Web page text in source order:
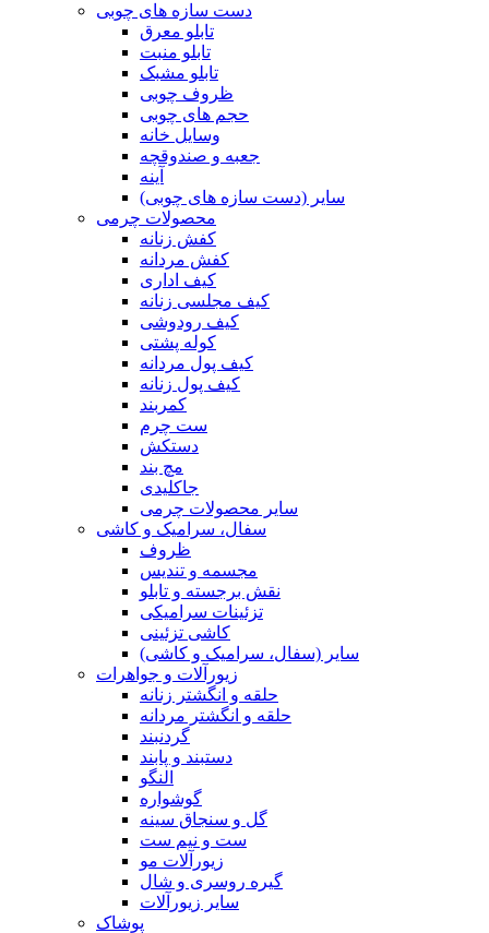
دست سازه های چوبی
تابلو معرق
تابلو منبت
تابلو مشبک
ظروف چوبی
حجم های چوبی
وسایل خانه
جعبه و صندوقچه
آینه
سایر (دست سازه های چوبی)
محصولات چرمی
کفش زنانه
کفش مردانه
کیف اداری
کیف مجلسی زنانه
کیف رودوشی
کوله پشتی
کیف پول مردانه
کیف پول زنانه
کمربند
ست چرم
دستکش
مچ بند
جاکلیدی
سایر محصولات چرمی
سفال، سرامیک و کاشی
ظروف
مجسمه و تندیس
نقش برجسته و تابلو
تزئینات سرامیکی
کاشی تزئینی
سایر (سفال، سرامیک و کاشی)
زیورآلات و جواهرات
حلقه و انگشتر زنانه
حلقه و انگشتر مردانه
گردنبند
دستبند و پابند
النگو
گوشواره
گل و سنجاق سینه
ست و نیم ست
زیورآلات مو
گیره روسری و شال
سایر زیورآلات
پوشاک